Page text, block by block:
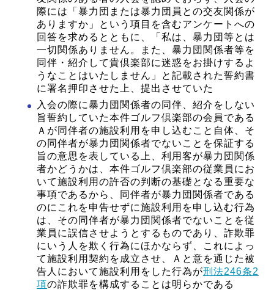
際には「暴力団または暴力団員との交友関係が
ありますか」という項目を含むアンケートへの
回答を求めるとともに、「私は、暴力団等とは
一切関係ありません。また、暴力団関係者等を
同伴・紹介して貴倶楽部に迷惑をお掛けするよ
うなことはいたしません」と記載された誓約書
に署名押印させた上、提出させていた
入会の際に暴力団関係者の同伴、紹介をしない
旨誓約していた本件ゴルフ倶楽部の会員である
Ａが同伴者の施設利用を申し込むこと自体、そ
の同伴者が暴力団関係者でないことを保証する
旨の意思を表している上、利用客が暴力団関係
者かどうかは、本件ゴルフ倶楽部の従業員にお
いて施設利用の許否の判断の基礎となる重要な
事項であるから、同伴者が暴力団関係者である
のにこれを申告せずに施設利用を申し込む行為
は、その同伴者が暴力団関係者でないことを従
業員に誤信させようとするものであり、詐欺罪
にいう人を欺く行為にほかならず、これによっ
て施設利用契約を成立させ、Ａと意を通じた被
告人において施設利用をした行為が刑法246条2
項の詐欺罪を構成することは明らかである